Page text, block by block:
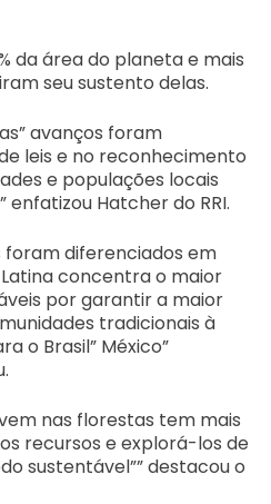
da área do planeta e mais
seu sustento delas.
avanços foram
leis e no reconhecimento
e populações locais
enfatizou Hatcher do RRI.
foram diferenciados em
concentra o maior
por garantir a maior
tradicionais à
o Brasil” México”
nas florestas tem mais
recursos e explorá-los de
sustentável”” destacou o